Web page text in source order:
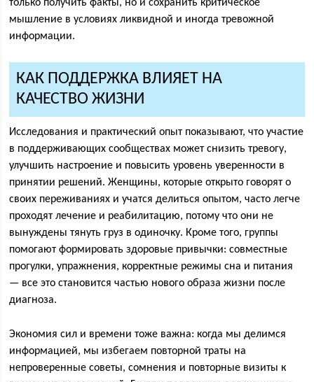
только получить факты, но и сохранить критическое
мышление в условиях ликвидной и иногда тревожной
информации.
КАК ПОДДЕРЖКА ВЛИЯЕТ НА
КАЧЕСТВО ЖИЗНИ
Исследования и практический опыт показывают, что участие
в поддерживающих сообществах может снизить тревогу,
улучшить настроение и повысить уровень уверенности в
принятии решений. Женщины, которые открыто говорят о
своих переживаниях и учатся делиться опытом, часто легче
проходят лечение и реабилитацию, потому что они не
вынуждены тянуть груз в одиночку. Кроме того, группы
помогают формировать здоровые привычки: совместные
прогулки, упражнения, корректные режимы сна и питания
— все это становится частью нового образа жизни после
диагноза.
Экономия сил и времени тоже важна: когда мы делимся
информацией, мы избегаем повторной траты на
непроверенные советы, сомнения и повторные визиты к